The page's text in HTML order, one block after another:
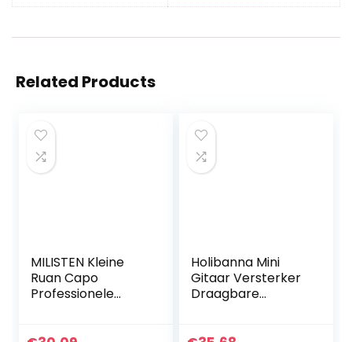
Related Products
MILISTEN Kleine
Ruan Capo
Professionele
Holibanna Mini
Gitaar Versterker
Draagbare